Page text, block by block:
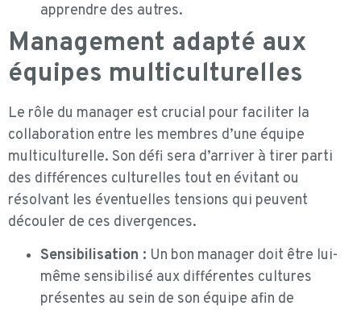
apprendre des autres.
Management adapté aux
équipes multiculturelles
Le rôle du manager est crucial pour faciliter la
collaboration entre les membres d’une équipe
multiculturelle. Son défi sera d’arriver à tirer parti
des différences culturelles tout en évitant ou
résolvant les éventuelles tensions qui peuvent
découler de ces divergences.
Sensibilisation : Un bon manager doit être lui-
même sensibilisé aux différentes cultures
présentes au sein de son équipe afin de